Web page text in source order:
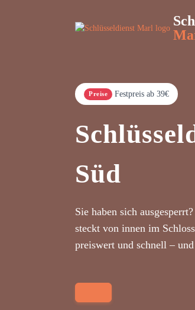
Preise Festpreis ab 39€
Süd
Sie haben sich
steckt von innen im
preiswert und schnell –